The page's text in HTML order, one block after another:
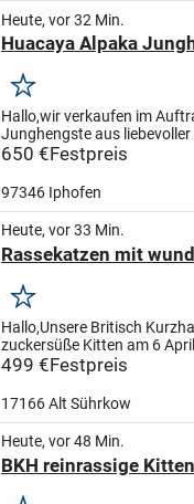
Heute, vor 32 Min.
Huacaya Alpaka
Merken
Hallo,wir verkaufen im
Junghengste aus
2025 geboren und können
650 €Festpreis
97346 Iphofen
Heute, vor 33 Min.
Rassekatzen mit
Merken
Hallo,Unsere Britisch
zuckersüße Kitten am 6
Wochen alt und dürfen nun
499 €Festpreis
17166 Alt Sührkow
Heute, vor 48 Min.
BKH reinrassige Kitten